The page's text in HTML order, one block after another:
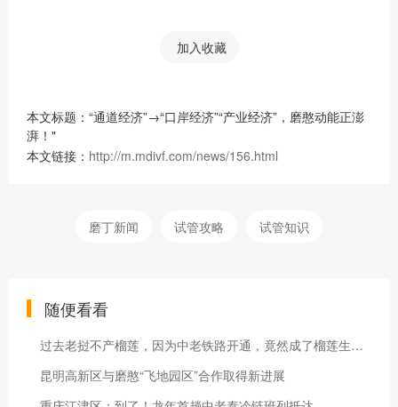
加入收藏
本文标题：“通道经济”→“口岸经济”“产业经济”，磨憨动能正澎
湃！"
本文链接： http://m.mdivf.com/news/156.html
磨丁新闻 试管攻略 试管知识
随便看看
过去老挝不产榴莲，因为中老铁路开通，竟然成了榴莲生产国……
昆明高新区与磨憨“飞地园区”合作取得新进展